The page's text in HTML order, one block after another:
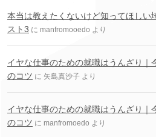
本当は教えたくないけど知ってほしい
スト3 に manfromooedo より
イヤな仕事のための就職はうんざり｜
のコツ に 矢島真沙子 より
イヤな仕事のための就職はうんざり｜
のコツ に manfromoedo より